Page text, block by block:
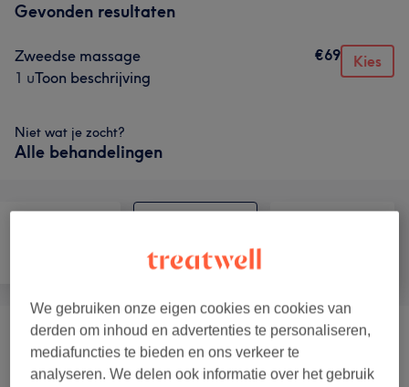
Gevonden resultaten
Zweedse massage
1 uToon beschrijving
€69 Kies
Niet wat je zocht?
Alle behandelingen
Massage
Massages 7)
We gebruiken onze eigen cookies en cookies van
derden om inhoud en advertenties te personaliseren,
mediafuncties te bieden en ons verkeer te
analyseren. We delen ook informatie over het gebruik